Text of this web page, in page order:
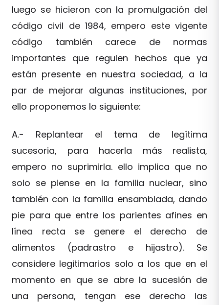
luego se hicieron con la promulgación del
código civil de 1984, empero este vigente
código también carece de normas
importantes que regulen hechos que ya
están presente en nuestra sociedad, a la
par de mejorar algunas instituciones, por
ello proponemos lo siguiente:
A.- Replantear el tema de legítima
sucesoria, para hacerla más realista,
empero no suprimirla. ello implica que no
solo se piense en la familia nuclear, sino
también con la familia ensamblada, dando
pie para que entre los parientes afines en
línea recta se genere el derecho de
alimentos (padrastro e hijastro). Se
considere legitimarios solo a los que en el
momento en que se abre la sucesión de
una persona, tengan ese derecho las